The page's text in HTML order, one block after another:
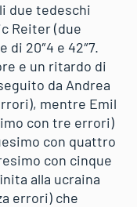
due tedeschi
Reiter (due
20″4 e 42″7.
e un ritardo di
da Andrea
mentre Emil
con tre errori)
con quattro
con cinque
alla ucraina
errori) che